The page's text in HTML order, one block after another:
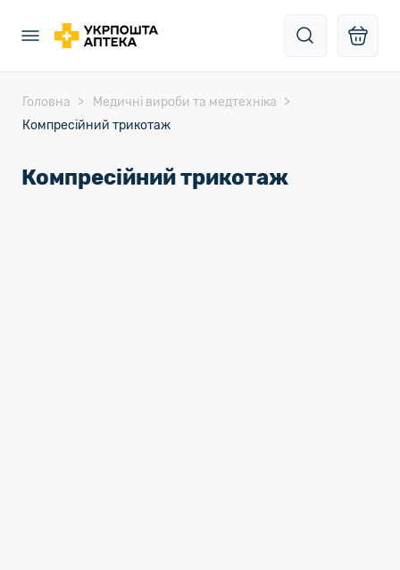
Головна
Медичні вироби та медтехніка
Компресійний трикотаж
Компресійний трикотаж